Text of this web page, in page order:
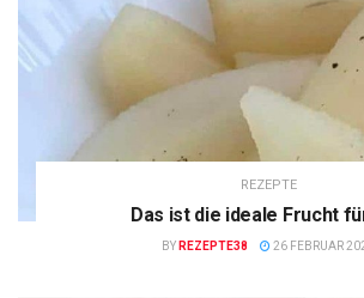
REZEPTE
Das ist die ideale Frucht
BY REZEPTE38 26 FEBRUAR